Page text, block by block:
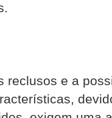
reclusos e a